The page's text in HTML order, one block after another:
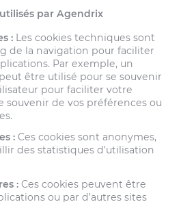
par Agendrix
:Les cookies techniques sont
de la navigation pour faciliter
Par exemple, un
être utilisé pour se souvenir
pour faciliter votre
souvenir de vos préférences ou
:Ces cookies sont anonymes,
des statistiques d’utilisation
:Ces cookies peuvent être
ou par d’autres sites